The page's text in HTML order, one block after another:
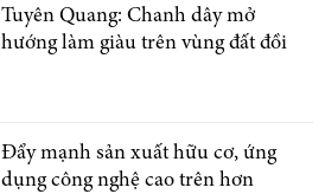
Tuyên Quang: Chanh dây mở
hướng làm giàu trên vùng đất đồi
Đẩy mạnh sản xuất hữu cơ, ứng
dụng công nghệ cao trên hơn